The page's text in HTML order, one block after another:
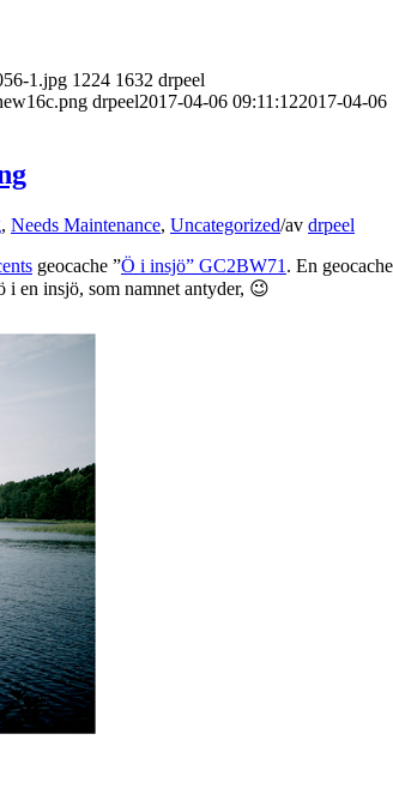
1.jpg 1224 1632 drpeel
drpeel2017-04-06 09:11:122017-04-06
, Needs Maintenance, Uncategorized/av drpeel
geocache ”Ö i insjö” GC2BW71 . En geocache
i en insjö, som namnet antyder, 😉